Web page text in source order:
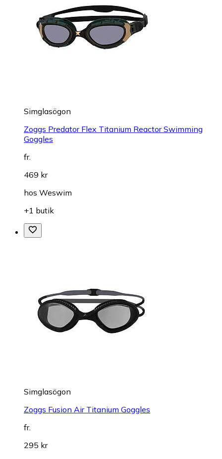
Simglasögon
Zoggs Predator Flex Titanium Reactor Swimming
Goggles
fr.
469 kr
hos Weswim
+1 butik
Simglasögon
Zoggs Fusion Air Titanium Goggles
fr.
295 kr